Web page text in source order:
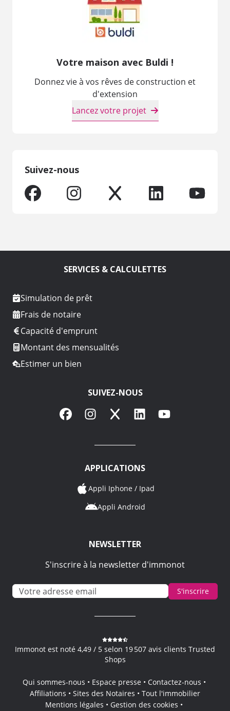
Votre maison avec Buldi !
Donnez vie à vos rêves de construction et
d'extension
Lancez votre projet
Suivez-nous
SERVICES & CALCULETTES
Simulation de prêt
Frais de notaire
Capacité d'emprunt
Montant des mensualités
Estimer un bien
SUIVEZ-NOUS
FacebookInstagram
X LinkedInYouTube
APPLICATIONS
Appli Iphone / Ipad
Appli Android
NEWSLETTER
S'inscrire à la newsletter d'immonot
S'inscrire
Immonot est noté 4,49 / 5 selon 19 507 avis clients Trusted
Shops
Qui sommes-nous Espace presse
Contactez-nous
Affiliations
Sites des Notaires
Tout l'immobilier
Mentions légales
Gestion des cookies